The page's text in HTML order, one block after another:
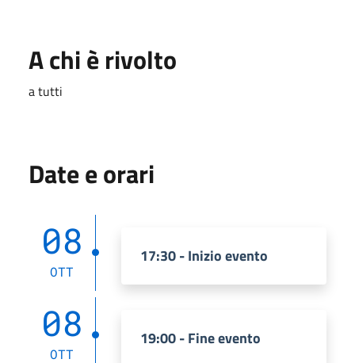
A chi è rivolto
a tutti
Date e orari
08
OTT
17:30 - Inizio evento
08
OTT
19:00 - Fine evento